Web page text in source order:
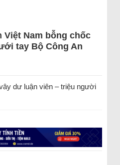
Việt Nam bỗng chốc
tay Bộ Công An
dư luận viên – triệu người